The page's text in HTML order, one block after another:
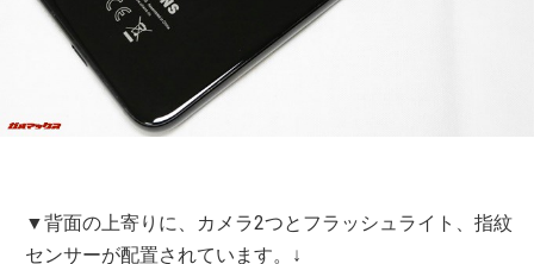
▼背面の上寄りに、カメラ2つとフラッシュライト、指紋
センサーが配置されています。↓